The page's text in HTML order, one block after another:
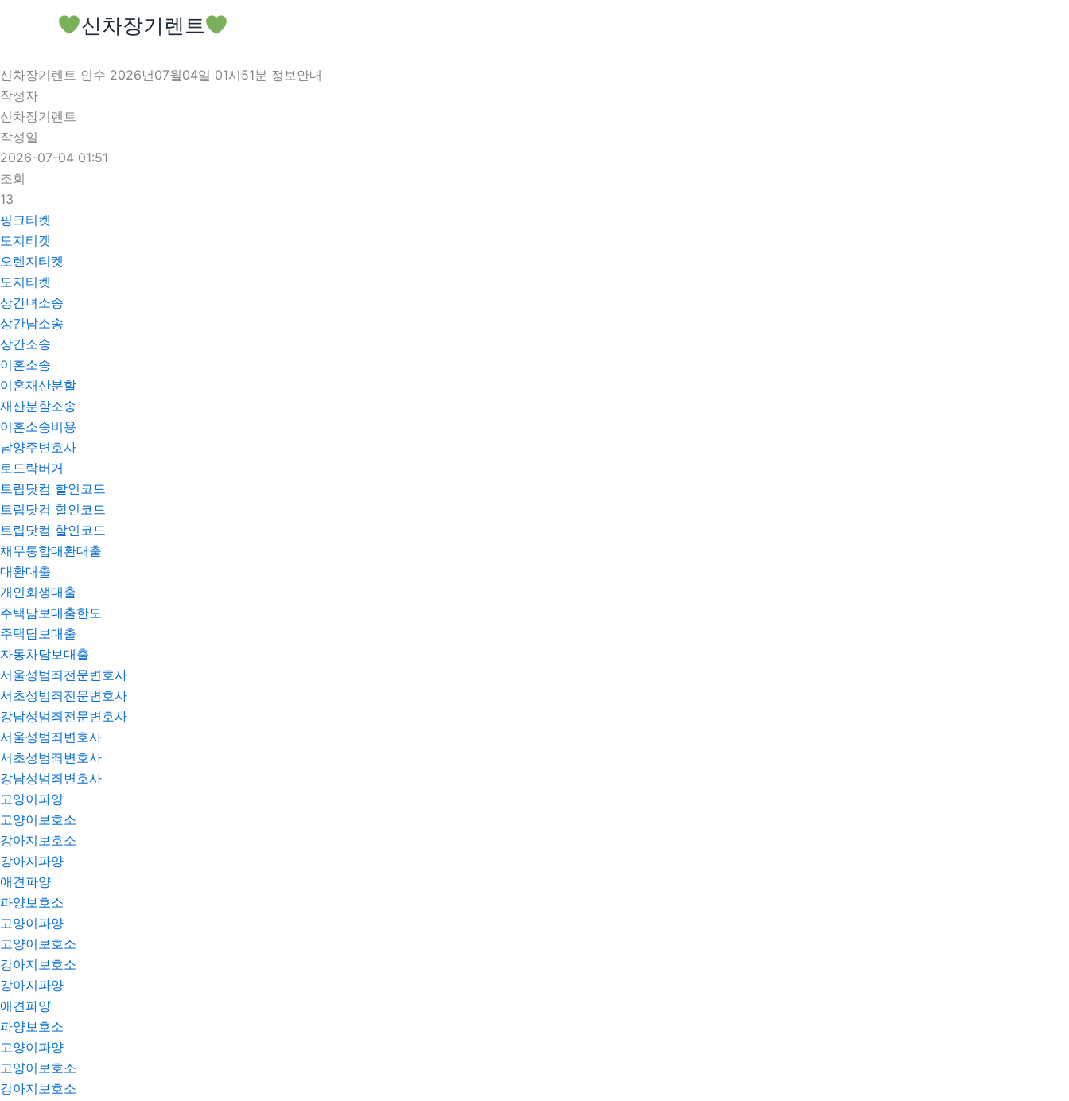
로
건
너
뛰
기
신차장기렌트
신차장기렌트 인수 2026년07월04일 01시51분 정보안내
작성자
신차장기렌트
작성일
2026-07-04 01:51
조회
13
핑크티켓
도지티켓
오렌지티켓
도지티켓
상간녀소송
상간남소송
상간소송
이혼소송
이혼재산분할
재산분할소송
이혼소송비용
남양주변호사
로드락버거
트립닷컴 할인코드
트립닷컴 할인코드
트립닷컴 할인코드
채무통합대환대출
대환대출
개인회생대출
주택담보대출한도
주택담보대출
자동차담보대출
서울성범죄전문변호사
서초성범죄전문변호사
강남성범죄전문변호사
서울성범죄변호사
서초성범죄변호사
강남성범죄변호사
고양이파양
고양이보호소
강아지보호소
강아지파양
애견파양
파양보호소
고양이파양
고양이보호소
강아지보호소
강아지파양
애견파양
파양보호소
고양이파양
고양이보호소
강아지보호소